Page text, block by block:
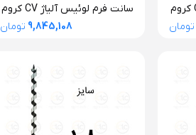
سانت فرم لوئیس آلیاژ CV کروم
تومان
سانت فرم لوئیس آلیاژ CV کروم
وانادیوم آلپن اتریش9,845,108 تومان